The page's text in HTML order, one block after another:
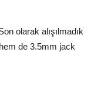
olarak alışılmadık
de 3.5mm jack